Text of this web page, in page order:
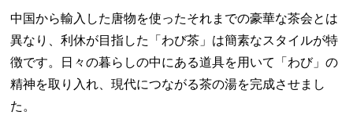
中国から輸入した唐物を使ったそれまでの豪華な茶会とは
異なり、利休が目指した「わび茶」は簡素なスタイルが特
徴です。日々の暮らしの中にある道具を用いて「わび」の
精神を取り入れ、現代につながる茶の湯を完成させまし
た。